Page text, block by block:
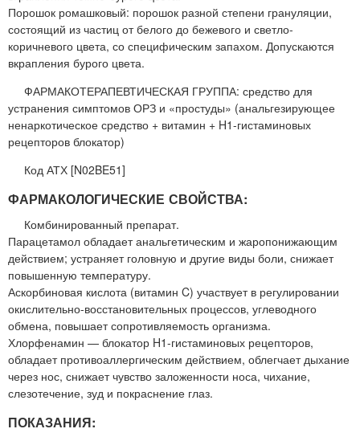
Порошок ромашковый: порошок разной степени грануляции,
состоящий из частиц от белого до бежевого и светло-
коричневого цвета, со специфическим запахом. Допускаются
вкрапления бурого цвета.
ФАРМАКОТЕРАПЕВТИЧЕСКАЯ ГРУППА: средство для
устранения симптомов ОРЗ и «простуды» (анальгезирующее
ненаркотическое средство + витамин + H1-гистаминовых
рецепторов блокатор)
Код АТХ [N02BE51]
ФАРМАКОЛОГИЧЕСКИЕ СВОЙСТВА:
Комбинированный препарат.
Парацетамол обладает анальгетическим и жаропонижающим
действием; устраняет головную и другие виды боли, снижает
повышенную температуру.
Аскорбиновая кислота (витамин C) участвует в регулировании
окислительно-восстановительных процессов, углеводного
обмена, повышает сопротивляемость организма.
Хлорфенамин — блокатор H1-гистаминовых рецепторов,
обладает противоаллергическим действием, облегчает дыхание
через нос, снижает чувство заложенности носа, чихание,
слезотечение, зуд и покраснение глаз.
ПОКАЗАНИЯ: